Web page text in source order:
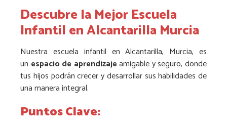
Descubre la Mejor Escuela
Infantil en Alcantarilla Murcia
Nuestra escuela infantil en Alcantarilla, Murcia, es
un espacio de aprendizajeamigable y seguro, donde
tus hijos podrán crecer y desarrollar sus habilidades de
una manera integral.
Puntos Clave: